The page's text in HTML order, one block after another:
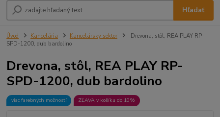
Hľadať
Úvod Kancelária Kancelársky sektor
Drevona, stôl, REA PLAY RP-
SPD-1200, dub bardolino
Drevona, stôl, REA PLAY RP-
SPD-1200, dub bardolino
viac farebných možností ZĽAVA v košíku do 10%